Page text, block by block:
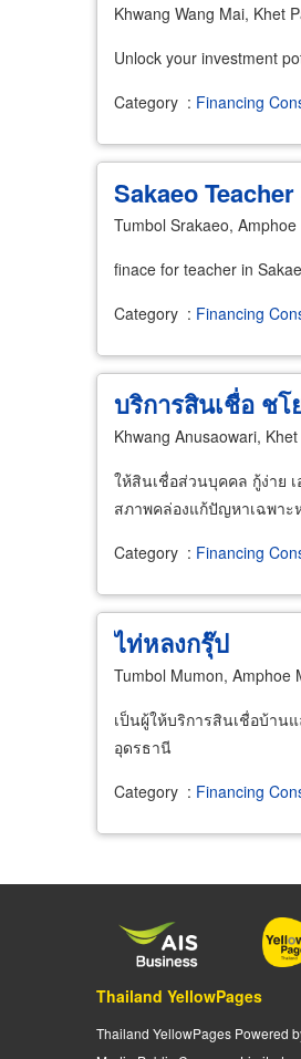
Khwang Wang Mai, Khet
Unlock your investment
Category : Financing
Sakaeo
Tumbol Srakaeo,
finace for teacher in
Category : Financing
บริการสินเชื่อ ช
Khwang Anusaowari,
ให้สินเชื่อส่วนบุคคล กู้ง่าย
สภาพคล่องแก้ปัญหาเฉพาะ
Category : Financing
ไท่หลงกรุ๊ป
Tumbol Mumon, Amphoe
เป็นผู้ให้บริการสินเชื่อบ้าน
อุดรธานี
Category : Financing
Thailand YellowPages
Thailand YellowPages Powered